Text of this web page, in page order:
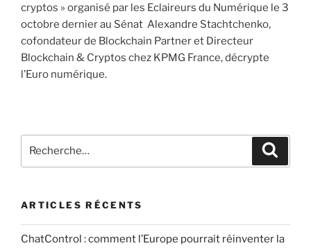
cryptos » organisé par les Eclaireurs du Numérique le 3
octobre dernier au Sénat Alexandre Stachtchenko,
cofondateur de Blockchain Partner et Directeur
Blockchain & Cryptos chez KPMG France, décrypte
l’Euro numérique.
pour
ARTICLES RÉCENTS
ChatControl : comment l’Europe pourrait réinventer la